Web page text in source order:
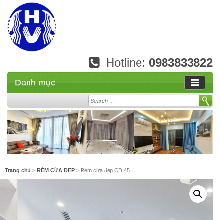
Hotline: 0983833822
Danh mục
Search
Trang chủ > RÈM CỬA ĐẸP > Rèm cửa đẹp CD 45